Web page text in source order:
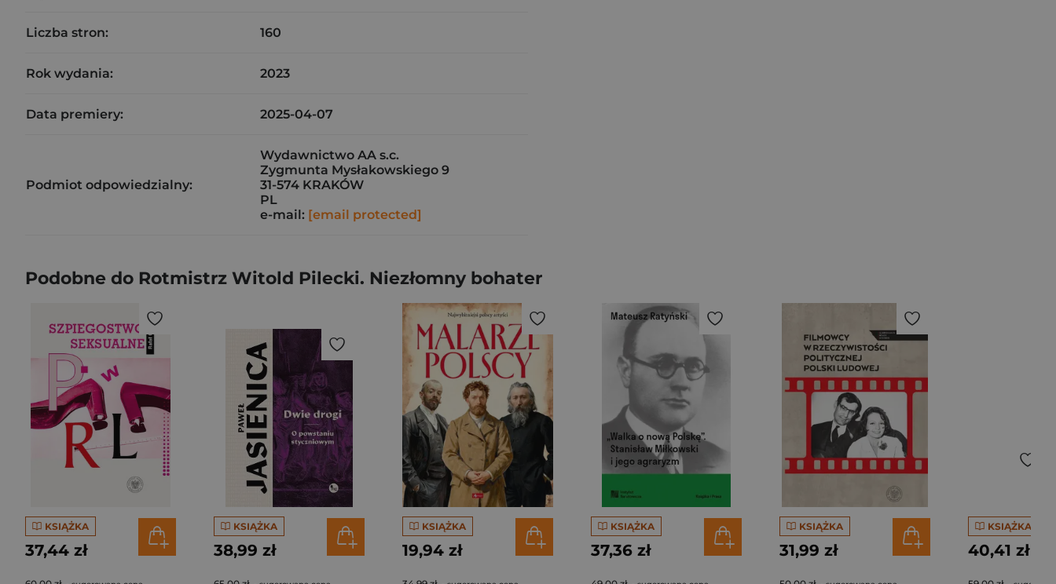
Liczba stron: 160
Rok wydania: 2023
Data premiery: 2025-04-07
Podmiot odpowiedzialny:
Wydawnictwo AA s.c.
Zygmunta Mysłakowskiego 9
31-574 KRAKÓW
PL
e-mail: [email protected]
Podobne do Rotmistrz Witold Pilecki. Niezłomny bohater
KSIĄŻKA
37,44 zł
KSIĄŻKA
38,99 zł
KSIĄŻKA
19,94 zł
KSIĄŻKA
37,36 zł
KSIĄŻKA
31,99 zł
KSIĄŻKA
40,41 zł